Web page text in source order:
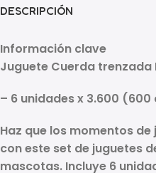
DESCRIPCIÓN
Información clave
Juguete Cuerda trenzada
– 6 unidades x 3.600
Haz que los momentos
con este set de juguetes
mascotas. Incluye 6